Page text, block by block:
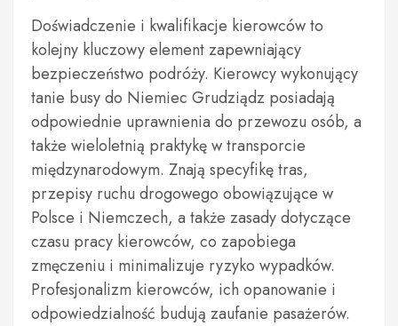
Doświadczenie i kwalifikacje kierowców to
kolejny kluczowy element zapewniający
bezpieczeństwo podróży. Kierowcy wykonujący
tanie busy do Niemiec Grudziądz posiadają
odpowiednie uprawnienia do przewozu osób, a
także wieloletnią praktykę w transporcie
międzynarodowym. Znają specyfikę tras,
przepisy ruchu drogowego obowiązujące w
Polsce i Niemczech, a także zasady dotyczące
czasu pracy kierowców, co zapobiega
zmęczeniu i minimalizuje ryzyko wypadków.
Profesjonalizm kierowców, ich opanowanie i
odpowiedzialność budują zaufanie pasażerów.